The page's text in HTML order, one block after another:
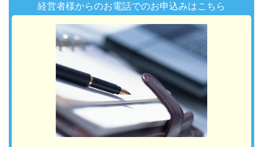
経営者様からのお電話でのお申込みはこちら